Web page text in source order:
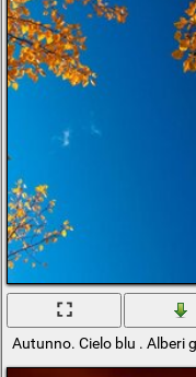
Autunno. Cielo blu . Alberi